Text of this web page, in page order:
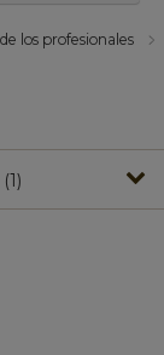
los profesionales